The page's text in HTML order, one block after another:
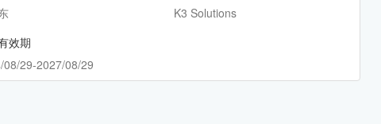
K3 Solutions
效期
08/29-2027/08/29